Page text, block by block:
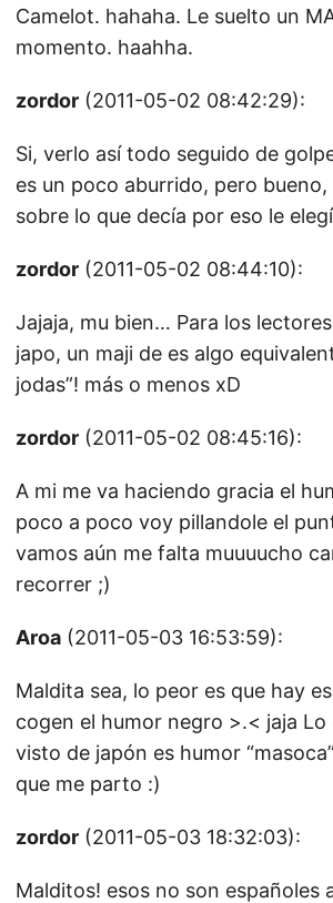
Camelot. hahaha. Le suelto un
momento. haahha.
zordor (2011-05-02 08:42:29):
Si, verlo así todo seguido de
es un poco aburrido, pero
sobre lo que decía por eso le
zordor (2011-05-02 08:44:10):
Jajaja, mu bien… Para los
japo, un maji de es algo
jodas”! más o menos xD
zordor (2011-05-02 08:45:16):
A mi me va haciendo gracia el
poco a poco voy pillandole el
vamos aún me falta muuuucho
recorrer ;)
Aroa (2011-05-03 16:53:59):
Maldita sea, lo peor es que hay
cogen el humor negro >.< jaja Lo
visto de japón es humor
que me parto :)
zordor (2011-05-03 18:32:03):
Malditos! esos no son españoles